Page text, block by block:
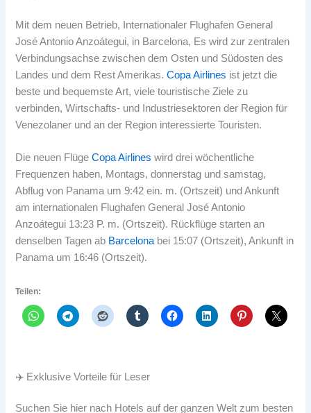
Mit dem neuen Betrieb, Internationaler Flughafen General
José Antonio Anzoátegui, in Barcelona, ​​Es wird zur zentralen
Verbindungsachse zwischen dem Osten und Südosten des
Landes und dem Rest Amerikas.Copa Airlines ist jetzt die
beste und bequemste Art, viele touristische Ziele zu
verbinden, Wirtschafts- und Industriesektoren der Region für
Venezolaner und an der Region interessierte Touristen.
Die neuen FlügeCopa Airlines wird drei wöchentliche
Frequenzen haben, Montags, donnerstag und samstag,
Abflug von Panama um 9:42 ein. m. (Ortszeit) und Ankunft
am internationalen Flughafen General José Antonio
Anzoátegui 13:23 P. m. (Ortszeit). Rückflüge starten an
denselben Tagen ab Barcelonabei 15:07 (Ortszeit), Ankunft in
Panama um 16:46 (Ortszeit).
Teilen:
✈️ Exklusive Vorteile für Leser
Suchen Sie hier nach Hotels auf der ganzen Welt zum besten